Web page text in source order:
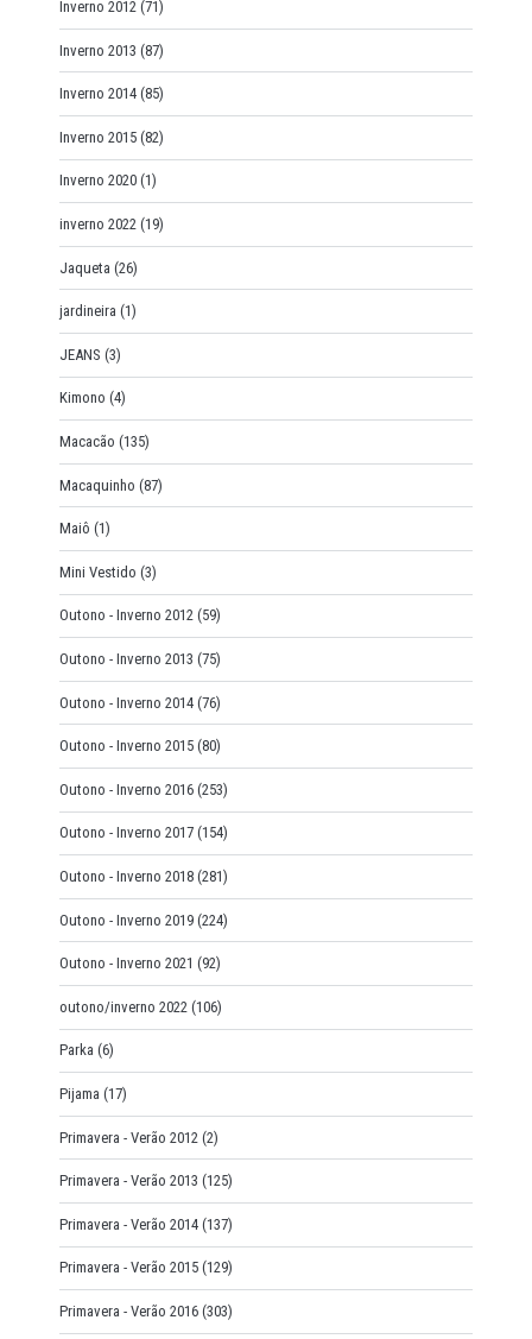
Inverno 2012 (71)
Inverno 2013 (87)
Inverno 2014 (85)
Inverno 2015 (82)
Inverno 2020 (1)
inverno 2022 (19)
Jaqueta (26)
jardineira (1)
JEANS (3)
Kimono (4)
Macacão (135)
Macaquinho (87)
Maiô (1)
Mini Vestido (3)
Outono - Inverno 2012 (59)
Outono - Inverno 2013 (75)
Outono - Inverno 2014 (76)
Outono - Inverno 2015 (80)
Outono - Inverno 2016 (253)
Outono - Inverno 2017 (154)
Outono - Inverno 2018 (281)
Outono - Inverno 2019 (224)
Outono - Inverno 2021 (92)
outono/inverno 2022 (106)
Parka (6)
Pijama (17)
Primavera - Verão 2012 (2)
Primavera - Verão 2013 (125)
Primavera - Verão 2014 (137)
Primavera - Verão 2015 (129)
Primavera - Verão 2016 (303)